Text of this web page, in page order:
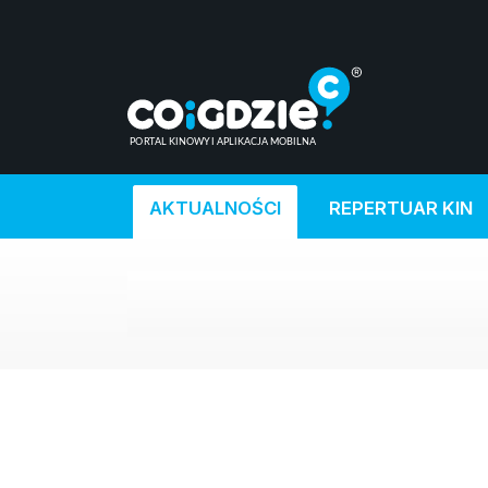
AKTUALNOŚCI REPERTUAR KIN